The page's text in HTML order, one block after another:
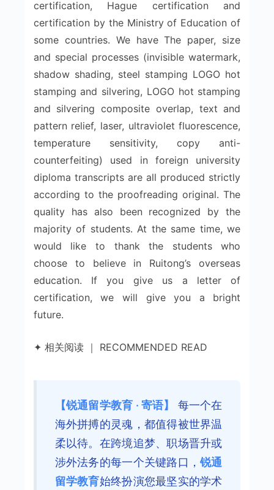
certification, Hague certification and
certification by the Ministry of Education of
some countries. We have The paper, size
and special processes (invisible watermark,
shadow shading, steel stamping LOGO hot
stamping and silvering, LOGO hot stamping
and silvering composite overlap, text and
pattern relief, laser, ultraviolet fluorescence,
temperature sensitivity, copy anti-
counterfeiting) used in foreign university
diploma transcripts are all produced strictly
according to the proofreading original. The
quality has also been recognized by the
majority of students. At the same time, we
would like to thank the students who
choose to believe in Ruitong’s overseas
education. If you give us a letter of
certification, we will give you a bright
future.
✦ 相关阅读 ｜ RECOMMENDED READ
【锐通留学教育 · 寄语】
每一个在
海外拼搏的灵魂，都值得被世界温
柔以待。在跨境追梦、职场晋升或
涉外法务的每一个关键路口，锐通
留学教育始终扮演您最坚实的学术